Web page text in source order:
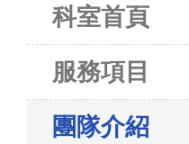
科室首頁
服務項目
團隊介紹